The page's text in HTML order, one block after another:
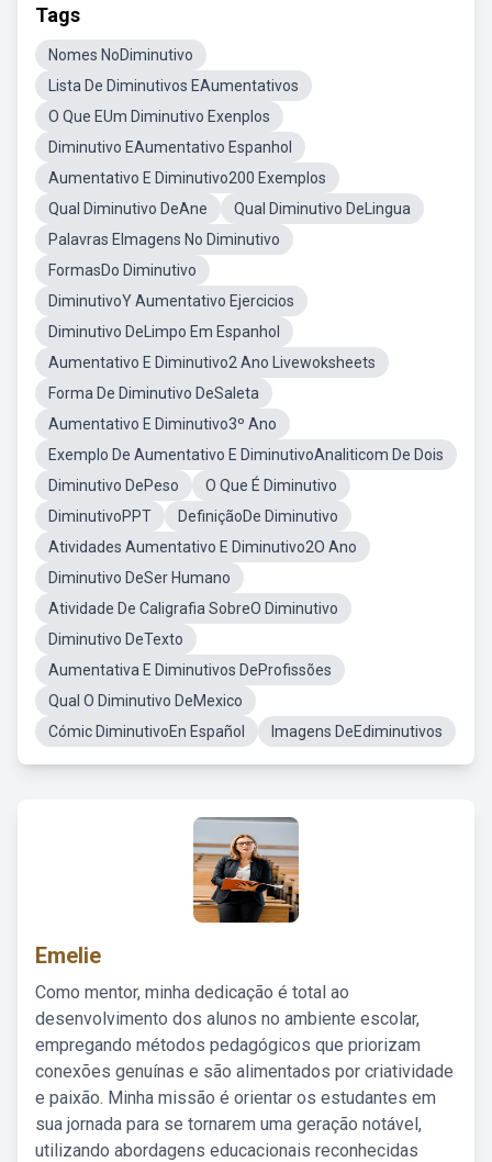
Tags
Nomes NoDiminutivo
Lista De Diminutivos EAumentativos
O Que EUm Diminutivo Exenplos
Diminutivo EAumentativo Espanhol
Aumentativo E Diminutivo200 Exemplos
Qual Diminutivo DeAne
Qual Diminutivo DeLingua
Palavras EImagens No Diminutivo
FormasDo Diminutivo
DiminutivoY Aumentativo Ejercicios
Diminutivo DeLimpo Em Espanhol
Aumentativo E Diminutivo2 Ano Livewoksheets
Forma De Diminutivo DeSaleta
Aumentativo E Diminutivo3º Ano
Exemplo De Aumentativo E DiminutivoAnaliticom De Dois
Diminutivo DePeso
O Que É Diminutivo
DiminutivoPPT
DefiniçãoDe Diminutivo
Atividades Aumentativo E Diminutivo2O Ano
Diminutivo DeSer Humano
Atividade De Caligrafia SobreO Diminutivo
Diminutivo DeTexto
Aumentativa E Diminutivos DeProfissões
Qual O Diminutivo DeMexico
Cómic DiminutivoEn Español
Imagens DeEdiminutivos
Emelie
Como mentor, minha dedicação é total ao
desenvolvimento dos alunos no ambiente escolar,
empregando métodos pedagógicos que priorizam
conexões genuínas e são alimentados por criatividade
e paixão. Minha missão é orientar os estudantes em
sua jornada para se tornarem uma geração notável,
utilizando abordagens educacionais reconhecidas